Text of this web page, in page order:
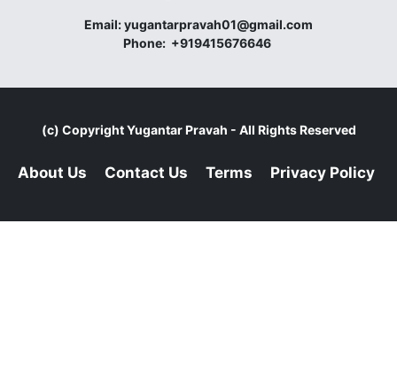
Email:yugantarpravah01@gmail.com
Phone: +919415676646
(c) CopyrightYugantar Pravah - All Rights Reserved
About Us Contact Us Terms Privacy Policy